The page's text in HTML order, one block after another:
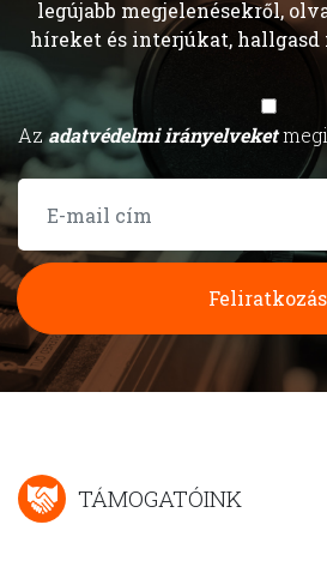
legújabb megjelenésekről,
híreket és interjúkat, hallgasd
Azadatvédelmi irányelveket
Feliratkozás
TÁMOGATÓINK